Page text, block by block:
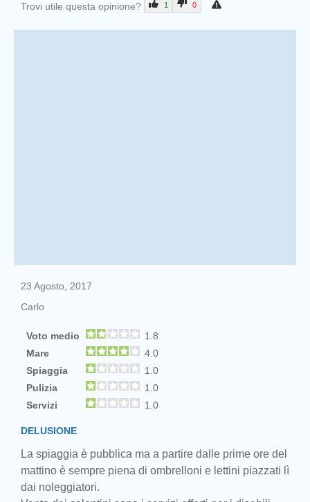
Trovi utile questa opinione? 1 0
23 Agosto, 2017
Carlo
Voto medio
1.8
Mare
4.0
Spiaggia
1.0
Pulizia
1.0
Servizi
1.0
DELUSIONE
La spiaggia è pubblica ma a partire dalle prime ore del
mattino è sempre piena di ombrelloni e lettini piazzati lì
dai noleggiatori.